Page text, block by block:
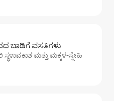
ಬಾಡಿಗೆ ವಸತಿಗಳು
ಮತ್ತು ಮಕ್ಕಳ-ಸ್ನೇಹಿ